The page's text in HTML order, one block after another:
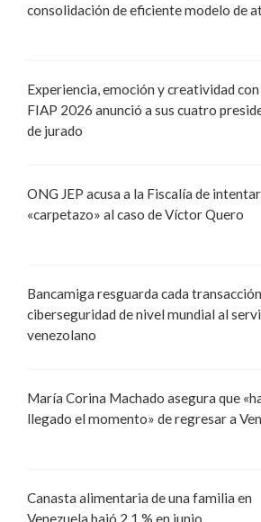
consolidación de eficiente modelo de
Experiencia, emoción y creatividad
FIAP 2026 anunció a sus cuatro
de jurado
ONG JEP acusa a la Fiscalía de
«carpetazo» al caso de Víctor Quero
Bancamiga resguarda cada
ciberseguridad de nivel mundial al
venezolano
María Corina Machado asegura que
llegado el momento» de regresar a
Canasta alimentaria de una familia en
Venezuela bajó 2.1 % en junio